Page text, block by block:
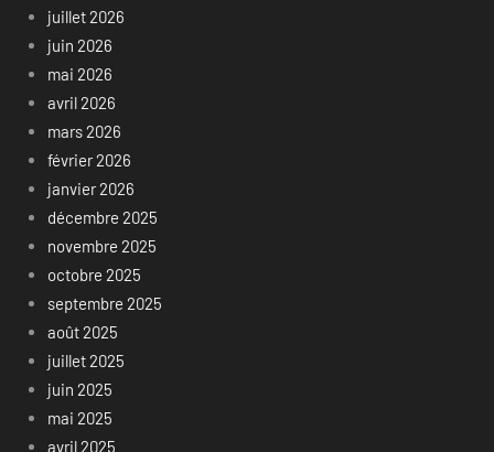
juillet 2026
juin 2026
mai 2026
avril 2026
mars 2026
février 2026
janvier 2026
décembre 2025
novembre 2025
octobre 2025
septembre 2025
août 2025
juillet 2025
juin 2025
mai 2025
avril 2025